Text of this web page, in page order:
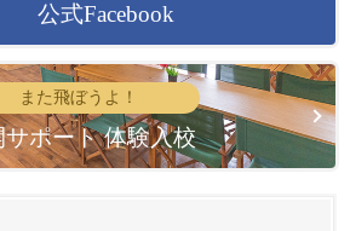
公式Facebook
また飛ぼうよ！
サポート 体験入校